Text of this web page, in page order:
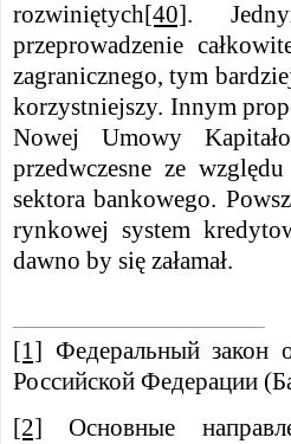
rozwiniętych [40].
przeprowadzenie
zagranicznego, tym
korzystniejszy. Innym
Nowej Umowy
przedwczesne ze
sektora bankowego.
rynkowej system
dawno by się załamał.
[1]
Федеральный
Российской Федерации
[2]
Основные